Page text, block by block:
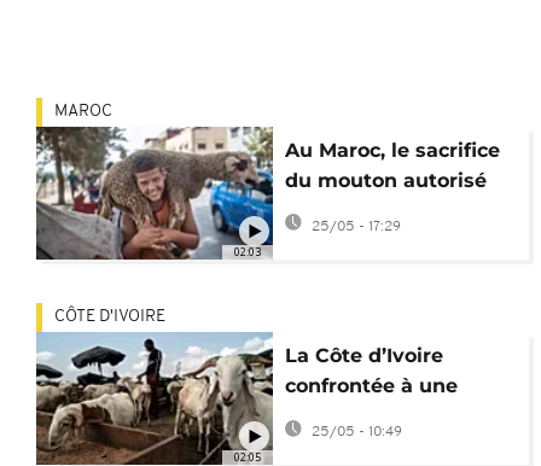
02:03
MAROC
Au Maroc, le sacrifice
du mouton autorisé
pour la fête de l’Aïd al-
Adha
25/05 - 17:29
02:05
CÔTE D'IVOIRE
La Côte d’Ivoire
confrontée à une
hausse des prix du
mouton avant la
25/05 - 10:49